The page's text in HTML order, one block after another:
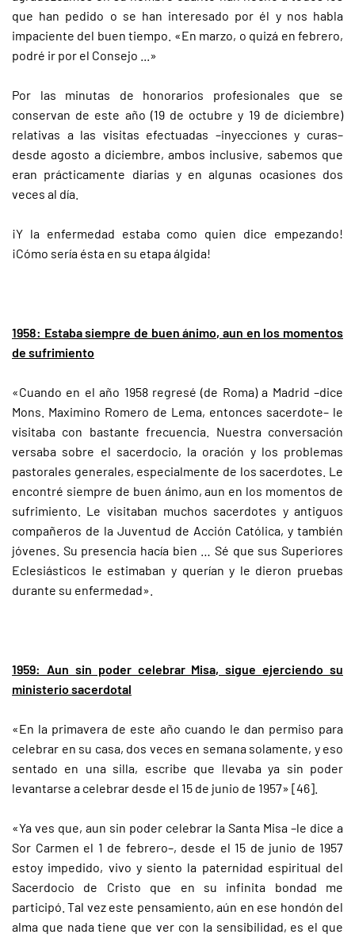
que han pedido o se han interesado por él y nos habla
impaciente del buen tiempo. «En marzo, o quizá en febrero,
podré ir por el Consejo ...»
Por las minutas de honorarios profesionales que se
conservan de este año (19 de octubre y 19 de diciembre)
relativas a las visitas efectuadas –inyecciones y curas–
desde agosto a diciembre, ambos inclusive, sabemos que
eran prácticamente diarias y en algunas ocasiones dos
veces al día.
¡Y la enfermedad estaba como quien dice empezando!
¡Cómo sería ésta en su etapa álgida!
1958: Estaba siempre de buen ánimo, aun en los momentos
de sufrimiento
«Cuando en el año 1958 regresé (de Roma) a Madrid –dice
Mons. Maximino Romero de Lema, entonces sacerdote– le
visitaba con bastante frecuencia. Nuestra conversación
versaba sobre el sacerdocio, la oración y los problemas
pastorales generales, especialmente de los sacerdotes. Le
encontré siempre de buen ánimo, aun en los momentos de
sufrimiento. Le visitaban muchos sacerdotes y antiguos
compañeros de la Juventud de Acción Católica, y también
jóvenes. Su presencia hacía bien … Sé que sus Superiores
Eclesiásticos le estimaban y querían y le dieron pruebas
durante su enfermedad».
1959: Aun sin poder celebrar Misa, sigue ejerciendo su
ministerio sacerdotal
«En la primavera de este año cuando le dan permiso para
celebrar en su casa, dos veces en semana solamente, y eso
sentado en una silla, escribe que llevaba ya sin poder
levantarse a celebrar desde el 15 de junio de 1957» [46].
«Ya ves que, aun sin poder celebrar la Santa Misa –le dice a
Sor Carmen el 1 de febrero–, desde el 15 de junio de 1957
estoy impedido, vivo y siento la paternidad espiritual del
Sacerdocio de Cristo que en su infinita bondad me
participó. Tal vez este pensamiento, aún en ese hondón del
alma que nada tiene que ver con la sensibilidad, es el que